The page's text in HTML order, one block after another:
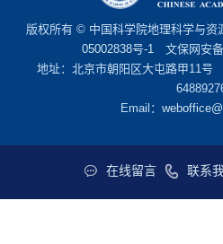
版权所有 © 中国科学院地理科学与资
05002838号-1文保网安备
地址：北京市朝阳区大屯路甲11
Email：
在线留言 联系